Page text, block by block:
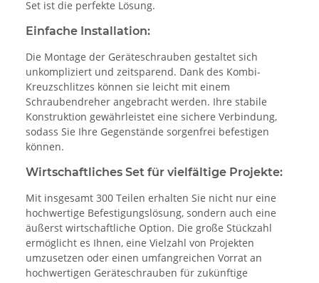
Set ist die perfekte Lösung.
Einfache Installation:
Die Montage der Geräteschrauben gestaltet sich
unkompliziert und zeitsparend. Dank des Kombi-
Kreuzschlitzes können sie leicht mit einem
Schraubendreher angebracht werden. Ihre stabile
Konstruktion gewährleistet eine sichere Verbindung,
sodass Sie Ihre Gegenstände sorgenfrei befestigen
können.
Wirtschaftliches Set für vielfältige Projekte:
Mit insgesamt 300 Teilen erhalten Sie nicht nur eine
hochwertige Befestigungslösung, sondern auch eine
äußerst wirtschaftliche Option. Die große Stückzahl
ermöglicht es Ihnen, eine Vielzahl von Projekten
umzusetzen oder einen umfangreichen Vorrat an
hochwertigen Geräteschrauben für zukünftige